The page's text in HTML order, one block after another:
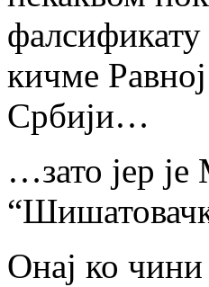
кичме
Србији…
…зато јер
Онај ко